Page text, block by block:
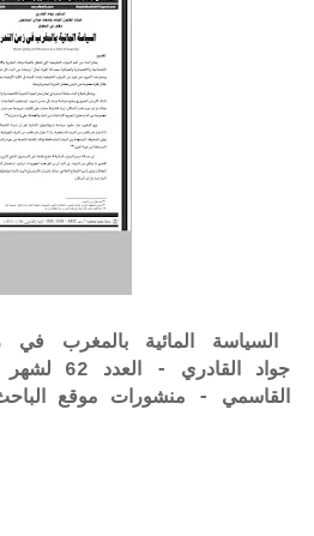
السياسة المائية بالمغرب في
جواد
القاسمي - منشورات موقع الباحث